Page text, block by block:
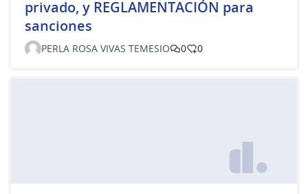
privado, y REGLAMENTACIÓN para
sanciones
PERLA ROSA VIVAS TEMESIO 0 0